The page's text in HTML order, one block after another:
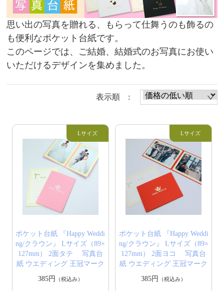
思い出の写真を贈れる、もらって仕舞うのも飾るの
も便利なポケット台紙です。
このページでは、ご結婚、結婚式のお写真にお使い
いただけるデザインを集めました。
表示順 :
ポケット台紙 『Happy Weddi
ng/クラウン』 Lサイズ（89×
127mm） 2面タテ 写真台
紙 ウエディング 王冠マーク
385円
（税込み）
ポケット台紙 『Happy Weddi
ng/クラウン』 Lサイズ（89×
127mm） 2面ヨコ 写真台
紙 ウエディング 王冠マーク
385円
（税込み）